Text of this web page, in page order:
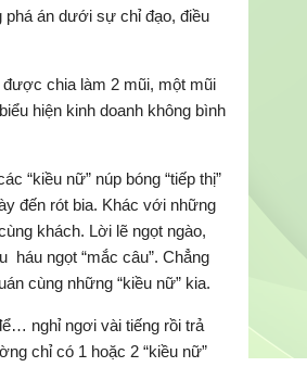
án dưới sự chỉ đạo, điều
chia làm 2 mũi, một mũi
hiện kinh doanh không bình
“kiều nữ” núp bóng “tiếp thị”
đến rót bia. Khác với những
khách. Lời lẽ ngọt ngào,
háu ngọt “mắc câu”. Chẳng
cùng những “kiều nữ” kia.
nghỉ ngơi vài tiếng rồi trả
chỉ có 1 hoặc 2 “kiều nữ”